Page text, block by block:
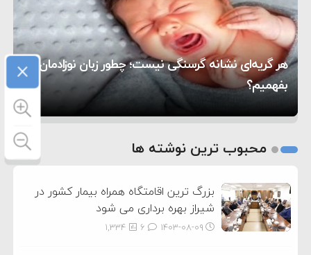
حماس شد
اعتراض عراقچی به همتای بلغارستانی به دلیل کمک
به آمریکا در حملات به ایران
۱۶:۱۹
کشورهایی که به متجاوزان کمک می کنند پاسخ
سختی خواهند گرفت
۱۰:۱۵
سنتکام پایان تجاوز جدید به ایران را اعلام کرد
۶:۰۵
هر گریه‌ای نشانه گرسنگی نیست؛ چطور زبان نوزادمان را
بفهمیم؟
تغذیه پدر می‌تواند بر سلامت نوزاد تأثیر بگذارد
روی دیگر زندگی
2
محبوب ترین نوشته ها
بزرگ ترین اقامتگاه همراه بیمار کشور در
شیراز بهره برداری می شود
۱۴۰۳-۰۸-۰۹ 1,334
×